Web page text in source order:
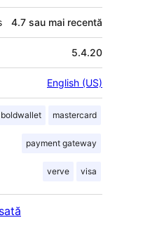
4.7 sau mai recentă
5.4.20
English (US)
boldwallet mastercard
payment gateway
verve visa